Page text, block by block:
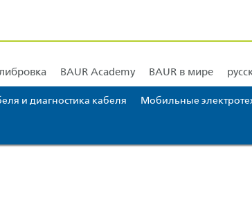
и диагностика кабеля Мобильные
и подготовка
BAUR Academy BAUR в мире
Северная и Центральная Америка BAUR Южная